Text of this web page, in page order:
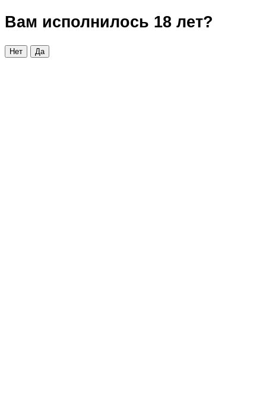
Вам исполнилось 18 лет?
Нет Да